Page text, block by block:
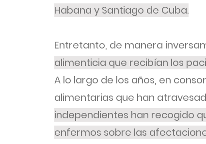
Habana y Santiago de Cuba.
Entretanto, de manera
alimenticia que recibían los
A lo largo de los años, en
alimentarias que han
independientes han recogido
enfermos sobre las